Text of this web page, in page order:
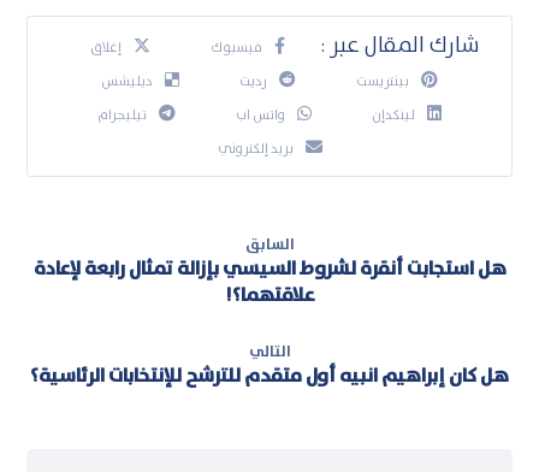
فيسبوك
إغلاق
بينتريست
رديت
ديليشس
لينكدإن
واتس اب
تيليجرام
بريد إلكتروني
السابق
هل استجابت أنقرة لشروط السيسي بإزالة تمثال رابعة لإعادة
علاقتهما؟!
التالي
هل كان إبراهيم انبيه أول متقدم للترشح للإنتخابات الرئاسية؟